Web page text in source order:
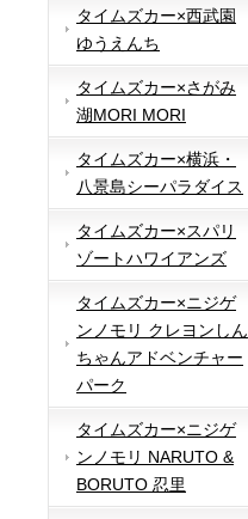
タイムズカー×西武園
ゆうえんち
タイムズカー×さがみ
湖MORI MORI
タイムズカー×横浜・
八景島シーパラダイス
タイムズカー×スパリ
ゾートハワイアンズ
タイムズカー×ニジゲ
ンノモリ クレヨンしん
ちゃんアドベンチャー
パーク
タイムズカー×ニジゲ
ンノモリ NARUTO &
BORUTO 忍里